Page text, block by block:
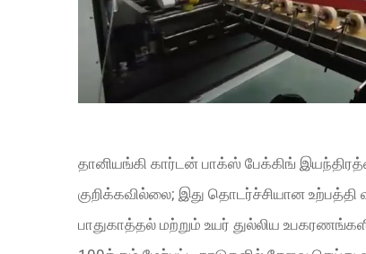
தானியங்கி கார்டன் பாக்ஸ் பேக்கிங்
குறிக்கவில்லை; இது தொடர்ச்சியான உற்பத்தி
பாதுகாத்தல் மற்றும் உயர் துல்லிய